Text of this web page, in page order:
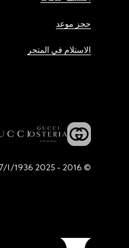
حجز موعد
الاستلام في المتجر
© 2016 - 2025 Guccio Gucci S.p.A. - All rights reserved. SIAE LICENCE # 2294/I/1936 and 5647/I/1936